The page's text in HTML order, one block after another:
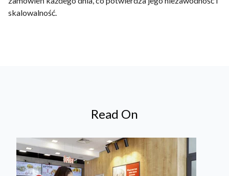
skalowalność.
Read On